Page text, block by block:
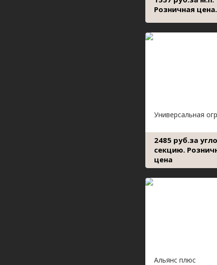
Розничная цена.
Универсальная
2485 руб.за
секцию.
цена
Альянс плюс